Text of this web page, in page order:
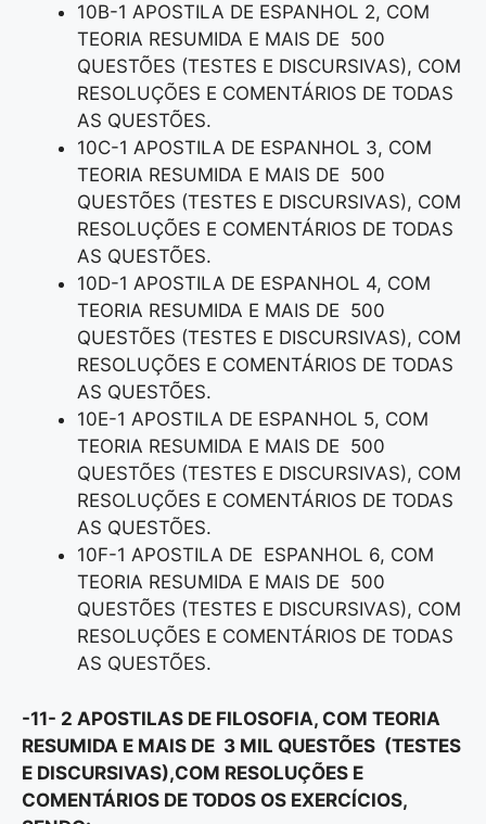
10B-1 APOSTILA DE ESPANHOL 2, COM
TEORIA RESUMIDA E MAIS DE 500
QUESTÕES (TESTES E DISCURSIVAS), COM
RESOLUÇÕES E COMENTÁRIOS DE TODAS
AS QUESTÕES.
10C-1 APOSTILA DE ESPANHOL 3, COM
TEORIA RESUMIDA E MAIS DE 500
QUESTÕES (TESTES E DISCURSIVAS), COM
RESOLUÇÕES E COMENTÁRIOS DE TODAS
AS QUESTÕES.
10D-1 APOSTILA DE ESPANHOL 4, COM
TEORIA RESUMIDA E MAIS DE 500
QUESTÕES (TESTES E DISCURSIVAS), COM
RESOLUÇÕES E COMENTÁRIOS DE TODAS
AS QUESTÕES.
10E-1 APOSTILA DE ESPANHOL 5, COM
TEORIA RESUMIDA E MAIS DE 500
QUESTÕES (TESTES E DISCURSIVAS), COM
RESOLUÇÕES E COMENTÁRIOS DE TODAS
AS QUESTÕES.
10F-1 APOSTILA DE ESPANHOL 6, COM
TEORIA RESUMIDA E MAIS DE 500
QUESTÕES (TESTES E DISCURSIVAS), COM
RESOLUÇÕES E COMENTÁRIOS DE TODAS
AS QUESTÕES.
-11- 2 APOSTILAS DE FILOSOFIA, COM TEORIA
RESUMIDA E MAIS DE 3 MIL QUESTÕES (TESTES
E DISCURSIVAS),COM RESOLUÇÕES E
COMENTÁRIOS DE TODOS OS EXERCÍCIOS,